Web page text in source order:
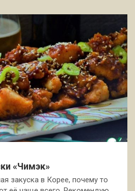
«Чимэк»
закуска в Корее, почему то